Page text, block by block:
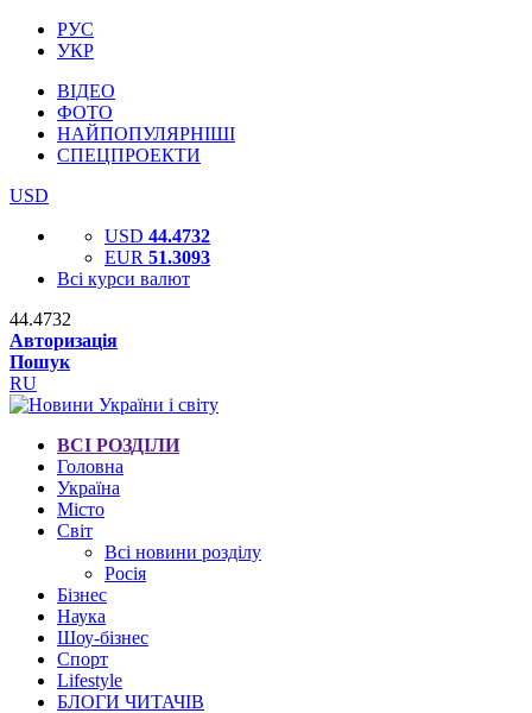
РУС
УКР
ВІДЕО
ФОТО
НАЙПОПУЛЯРНІШІ
СПЕЦПРОЕКТИ
USD
USD 44.4732
EUR 51.3093
Всі курси валют
44.4732
Авторизація
Пошук
RU
ВСІ РОЗДІЛИ
Головна
Україна
Місто
Світ
Всі новини розділу
Росія
Бізнес
Наука
Шоу-бізнес
Спорт
Lifestyle
БЛОГИ ЧИТАЧІВ